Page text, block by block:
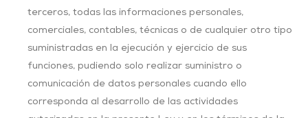
terceros, todas las informaciones personales,
comerciales, contables, técnicas o de cualquier otro tipo
suministradas en la ejecución y ejercicio de sus
funciones, pudiendo solo realizar suministro o
comunicación de datos personales cuando ello
corresponda al desarrollo de las actividades